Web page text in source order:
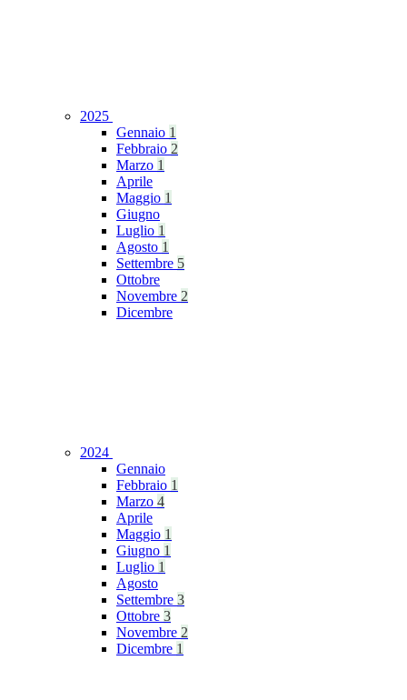
2025
Gennaio 1
Febbraio 2
Marzo 1
Aprile
Maggio 1
Giugno
Luglio 1
Agosto 1
Settembre 5
Ottobre
Novembre 2
Dicembre
2024
Gennaio
Febbraio 1
Marzo 4
Aprile
Maggio 1
Giugno 1
Luglio 1
Agosto
Settembre 3
Ottobre 3
Novembre 2
Dicembre 1